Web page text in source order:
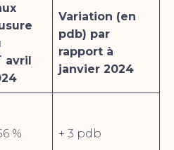
avril
Variation (en
pdb) par
rapport à
janvier 2024
% + 3 pdb